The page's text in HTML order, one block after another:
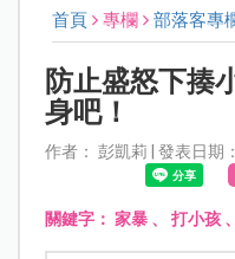
首頁 專欄 部落客專
防止盛怒下揍
身吧！
作者： 彭凱莉 | 發表日期
關鍵字： 家暴、 打小孩、